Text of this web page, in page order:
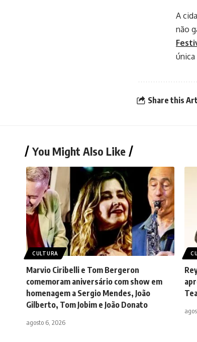
A
não
Share this
You Might Also Like
CULTURA
Marvio Ciribelli e Tom Bergeron
comemoram aniversário com show em
homenagem a Sergio Mendes, João
Gilberto, Tom Jobim e João Donato
agosto 6, 2026